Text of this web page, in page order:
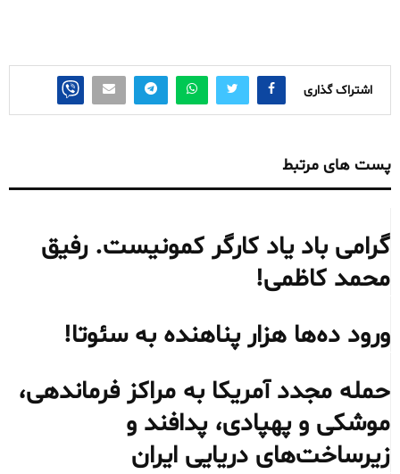
اشتراک گذاری
پست های مرتبط
گرامی باد یاد کارگر کمونیست. رفیق
محمد کاظمی!
ورود ده‌ها هزار پناهنده به سئوتا!
حمله مجدد آمریکا به مراکز فرماندهی،
موشکی و پهپادی، پدافند و
زیرساخت‌های دریایی ایران